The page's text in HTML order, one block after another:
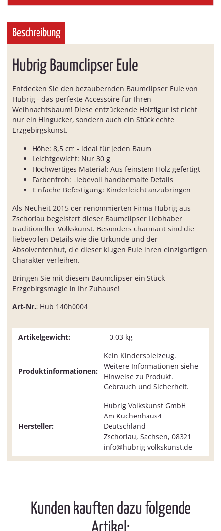
Beschreibung
Hubrig Baumclipser Eule
Entdecken Sie den bezaubernden Baumclipser Eule von
Hubrig - das perfekte Accessoire für Ihren
Weihnachtsbaum! Diese entzückende Holzfigur ist nicht
nur ein Hingucker, sondern auch ein Stück echte
Erzgebirgskunst.
Höhe: 8,5 cm - ideal für jeden Baum
Leichtgewicht: Nur 30 g
Hochwertiges Material: Aus feinstem Holz gefertigt
Farbenfroh: Liebevoll handbemalte Details
Einfache Befestigung: Kinderleicht anzubringen
Als Neuheit 2015 der renommierten Firma Hubrig aus
Zschorlau begeistert dieser Baumclipser Liebhaber
traditioneller Volkskunst. Besonders charmant sind die
liebevollen Details wie die Urkunde und der
Absolventenhut, die dieser klugen Eule ihren einzigartigen
Charakter verleihen.
Bringen Sie mit diesem Baumclipser ein Stück
Erzgebirgsmagie in Ihr Zuhause!
Art-Nr.: Hub 140h0004
Artikelgewicht: 0,03 kg
Produktinformationen:
Kein Kinderspielzeug.
Weitere Informationen siehe
Hinweise zu Produkt,
Gebrauch und Sicherheit.
Hersteller:
Hubrig Volkskunst GmbH
Am Kuchenhaus4
Deutschland
Zschorlau, Sachsen, 08321
info@hubrig-volkskunst.de
Kunden kauften dazu folgende